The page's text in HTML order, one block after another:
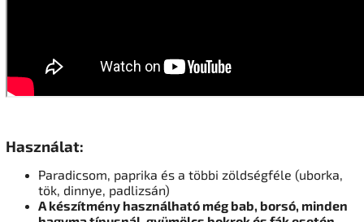
Használat:
Paradicsom, paprika és a többi zöldségféle (uborka,
tök, dinnye, padlizsán)
A készítmény használható még bab, borsó, minden